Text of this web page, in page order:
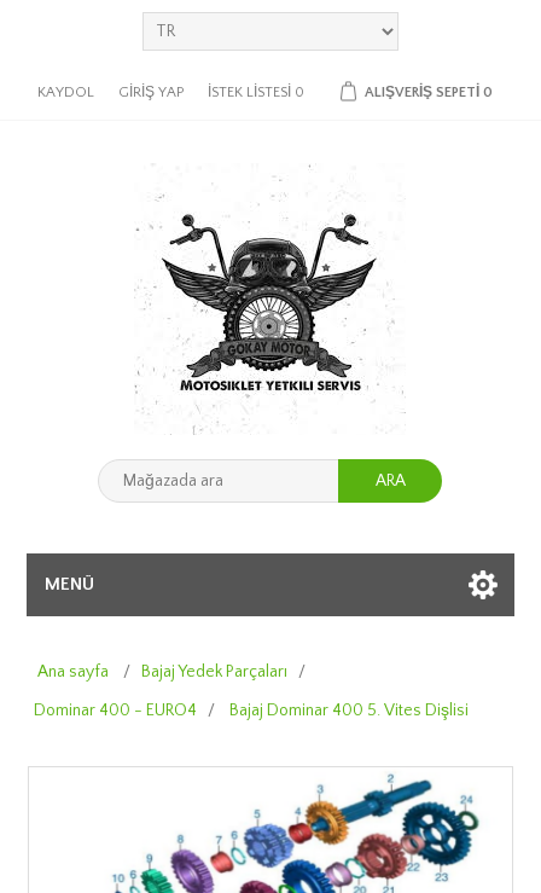
KAYDOL GIRIŞ YAP İSTEK LISTESI 0 ALIŞVERIŞ SEPETI 0
ARA
MENÜ
Ana sayfa / Bajaj Yedek Parçaları
/
Dominar 400 - EURO4
/ Bajaj Dominar 400 5. Vites Dişlisi